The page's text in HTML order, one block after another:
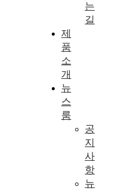
는
길
제
품
소
개
뉴
스
룸
공
지
사
항
뉴